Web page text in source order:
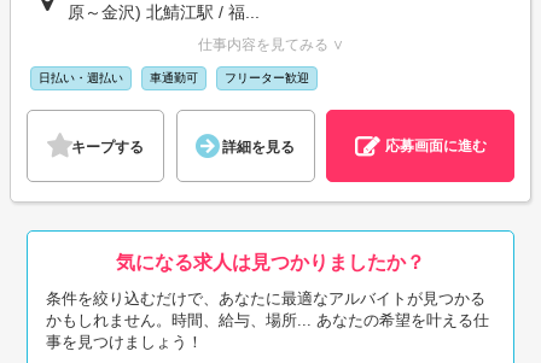
原～金沢) 北鯖江駅 / 福...
仕事内容を見てみる ∨
日払い・週払い 車通勤可 フリーター歓迎
キープする 詳細を見る 応募画面に進む
気になる求人は見つかりましたか？
条件を絞り込むだけで、あなたに最適なアルバイトが見つかる
かもしれません。時間、給与、場所... あなたの希望を叶える仕
事を見つけましょう！